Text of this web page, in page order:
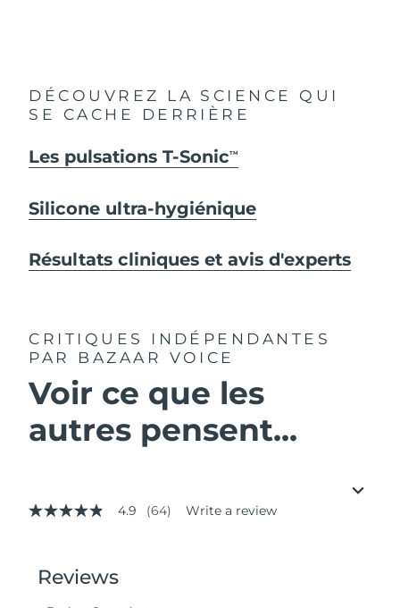
DÉCOUVREZ LA SCIENCE QUI
SE CACHE DERRIÈRE
Les pulsations T-SonicTM
Silicone ultra-hygiénique
Résultats cliniques et avis d'experts
CRITIQUES INDÉPENDANTES
PAR BAZAAR VOICE
Voir ce que les
autres pensent...
4.9
stars,
average
4.9 (64) Write a review